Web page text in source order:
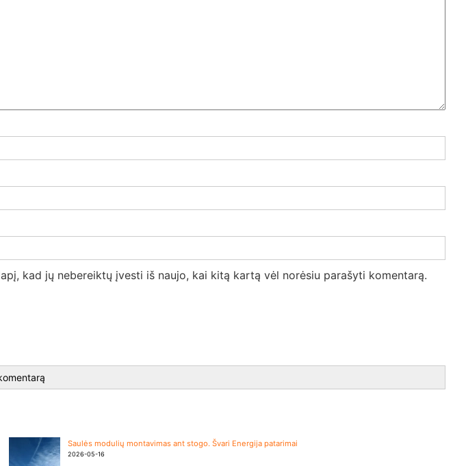
kad jų nebereiktų įvesti iš naujo, kai kitą kartą vėl norėsiu parašyti komentarą.
Saulės modulių montavimas ant stogo. Švari Energija patarimai
2026-05-16